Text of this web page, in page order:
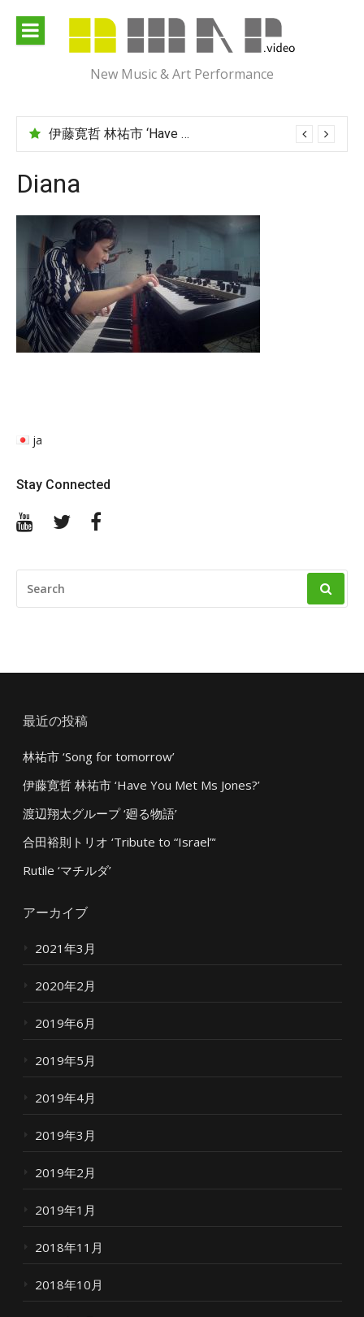
content
New Music & Art Performance
伊藤寛哲 林祐市 ‘Have You Met Ms Jones?’
Diana
ja
Stay Connected
YouTubeTwitter
FOR:
最近の投稿
林祐市 ‘Song for tomorrow’
伊藤寛哲 林祐市 ‘Have You Met Ms Jones?’
渡辺翔太グループ ‘廻る物語’
合田裕則トリオ ‘Tribute to “Israel”‘
Rutile ‘マチルダ’
アーカイブ
2021年3月
2020年2月
2019年6月
2019年5月
2019年4月
2019年3月
2019年2月
2019年1月
2018年11月
2018年10月